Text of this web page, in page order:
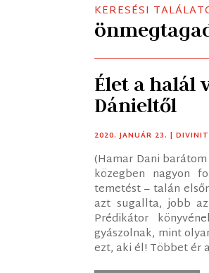
KERESÉSI
Élet a halál
Dánieltől
2020. JANUÁR 23. |
(Hamar Dani
közegben nagyon
temetést – talán
azt sugallta, jobb
Prédikátor
gyászolnak, mint
ezt, aki él! Többet ér